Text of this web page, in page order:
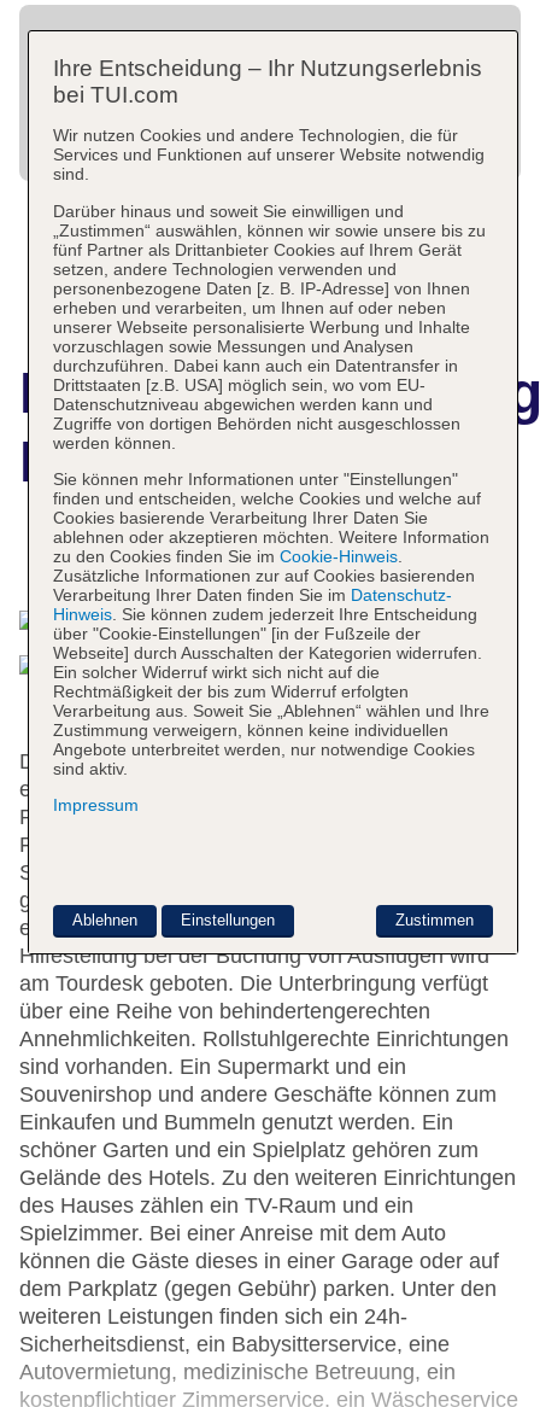
Hotel Zephyr
Das bietet Ihre Unterkunft
Das Hotel bietet 355 Zimmer auf 4 Etagen, die mit
einem Aufzug erreichbar sind. Das freundliche
Personal an der Rezeption ist gerne bei allen
Fragen behilflich. Eine Gepäckaufbewahrung, ein
Safe, ein Geldautomat und ein Getränkeautomat
gehören zur Einrichtung des Hauses. Per WLAN
erhalten die Gäste Zugang zum Internet.
Hilfestellung bei der Buchung von Ausflügen wird
am Tourdesk geboten. Die Unterbringung verfügt
über eine Reihe von behindertengerechten
Annehmlichkeiten. Rollstuhlgerechte Einrichtungen
sind vorhanden. Ein Supermarkt und ein
Souvenirshop und andere Geschäfte können zum
Einkaufen und Bummeln genutzt werden. Ein
schöner Garten und ein Spielplatz gehören zum
Gelände des Hotels. Zu den weiteren Einrichtungen
des Hauses zählen ein TV-Raum und ein
Spielzimmer. Bei einer Anreise mit dem Auto
können die Gäste dieses in einer Garage oder auf
dem Parkplatz (gegen Gebühr) parken. Unter den
weiteren Leistungen finden sich ein 24h-
Sicherheitsdienst, ein Babysitterservice, eine
Autovermietung, medizinische Betreuung, ein
kostenpflichtiger Zimmerservice, ein Wäscheservice
Ihre Entscheidung – Ihr Nutzungserlebnis
bei TUI.com
Wir nutzen Cookies und andere Technologien, die für
Services und Funktionen auf unserer Website notwendig
sind.
Darüber hinaus und soweit Sie einwilligen und
„Zustimmen“ auswählen, können wir sowie unsere bis zu
fünf Partner als Drittanbieter Cookies auf Ihrem Gerät
setzen, andere Technologien verwenden und
personenbezogene Daten [z. B. IP-Adresse] von Ihnen
erheben und verarbeiten, um Ihnen auf oder neben
unserer Webseite personalisierte Werbung und Inhalte
vorzuschlagen sowie Messungen und Analysen
durchzuführen. Dabei kann auch ein Datentransfer in
Drittstaaten [z.B. USA] möglich sein, wo vom EU-
Datenschutzniveau abgewichen werden kann und
Zugriffe von dortigen Behörden nicht ausgeschlossen
werden können.
Sie können mehr Informationen unter "Einstellungen"
finden und entscheiden, welche Cookies und welche auf
Cookies basierende Verarbeitung Ihrer Daten Sie
ablehnen oder akzeptieren möchten. Weitere Information
zu den Cookies finden Sie im Cookie-Hinweis.
Zusätzliche Informationen zur auf Cookies basierenden
Verarbeitung Ihrer Daten finden Sie im Datenschutz-
Hinweis. Sie können zudem jederzeit Ihre Entscheidung
über "Cookie-Einstellungen" [in der Fußzeile der
Webseite] durch Ausschalten der Kategorien widerrufen.
Ein solcher Widerruf wirkt sich nicht auf die
Rechtmäßigkeit der bis zum Widerruf erfolgten
Verarbeitung aus. Soweit Sie „Ablehnen“ wählen und Ihre
Zustimmung verweigern, können keine individuellen
Angebote unterbreitet werden, nur notwendige Cookies
sind aktiv.
Impressum
Zustimmen
Ablehnen Einstellungen